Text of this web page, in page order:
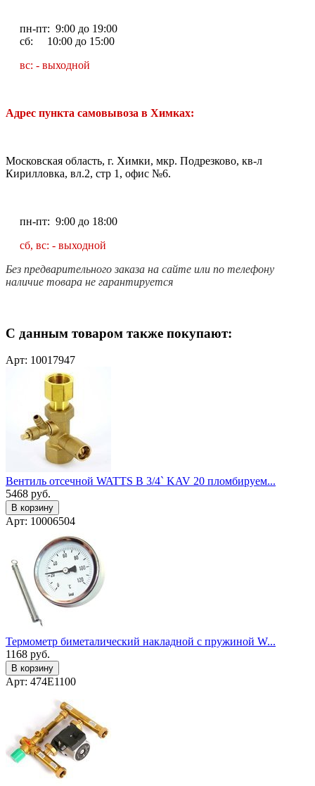
пн-пт: 9:00 до 19:00
сб: 10:00 до 15:00
вс: - выходной
Адрес пункта самовывоза в Химках:
Московская область, г. Химки, мкр. Подрезково, кв-л
Кирилловка, вл.2, стр 1, офис №6.
пн-пт: 9:00 до 18:00
сб, вс: - выходной
Без предварительного заказа на сайте или по телефону
наличие товара не гарантируется
С данным товаром также покупают:
Арт: 10017947
Вентиль отсечной WATTS В 3/4` KAV 20 пломбируем...
5468 руб.
В корзину
Арт: 10006504
Термометр биметалический накладной с пружиной W...
1168 руб.
В корзину
Арт: 474E1100